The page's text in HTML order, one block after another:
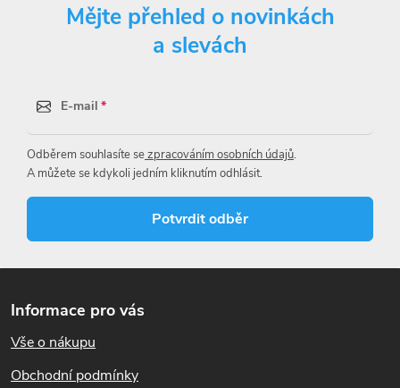
Mějte přehled o novinkách
a slevách
E-mail
Odběrem souhlasíte sezpracováním osobních údajů.
A můžete se kdykoli jedním kliknutím odhlásit.
Potvrdit odběr
Informace pro vás
Vše o nákupu
Obchodní podmínky